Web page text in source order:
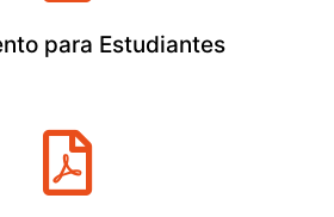
para Estudiantes